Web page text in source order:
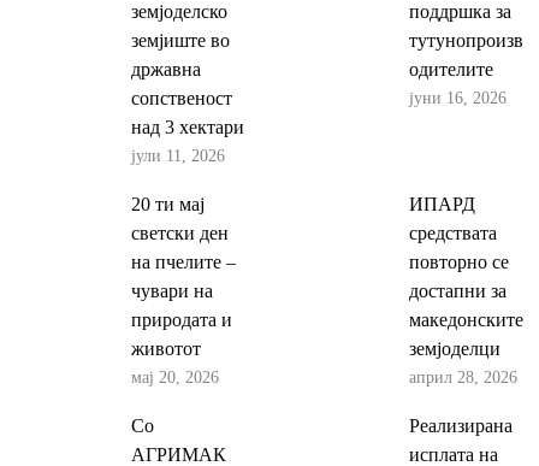
земјоделско
земјиште во
државна
сопственост
над 3 хектари
јули 11, 2026
поддршка за
тутунопроизв
одителите
јуни 16, 2026
20 ти мај
светски ден
на пчелите –
чувари на
природата и
животот
мај 20, 2026
ИПАРД
средствата
повторно се
достапни за
македонските
земјоделци
април 28, 2026
Со
АГРИМАК
Реализирана
исплата на